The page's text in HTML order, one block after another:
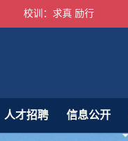
校训：求真 励行
人才招聘 信息公开